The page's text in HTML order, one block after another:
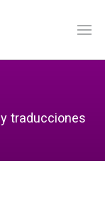
traducciones